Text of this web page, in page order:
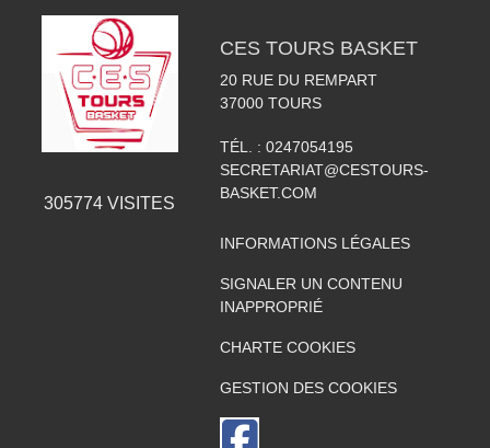
305774 VISITES
CES TOURS BASKET
20 RUE DU REMPART
37000 TOURS
TÉL. : 0247054195
SECRETARIAT@CESTOURS-
BASKET.COM
INFORMATIONS LÉGALES
SIGNALER UN CONTENU
INAPPROPRIÉ
CHARTE COOKIES
GESTION DES COOKIES